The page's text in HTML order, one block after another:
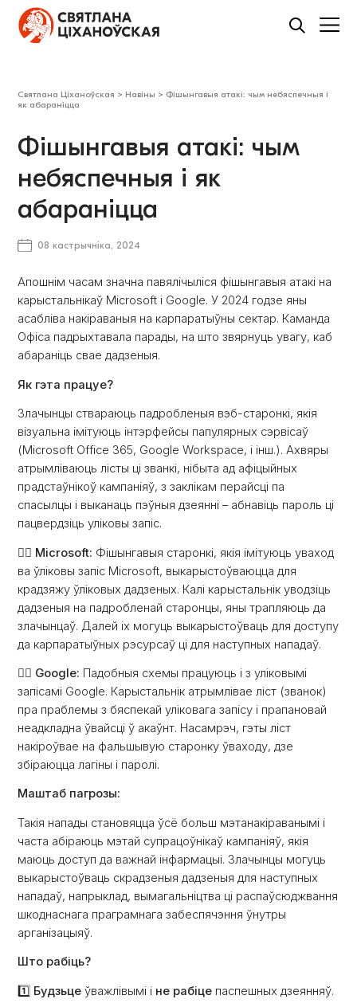
Святлана Ціханоўская > Навіны > Фішынгавыя атакі: чым небяспечныя і
як абараніцца
Фішынгавыя атакі: чым
небяспечныя і як
абараніцца
08 кастрычніка, 2024
Апошнім часам значна павялічыліся фішынгавыя атакі на
карыстальнікаў Microsoft і Google. У 2024 годзе яны
асабліва накіраваныя на карпаратыўны сектар. Каманда
Офіса падрыхтавала парады, на што звярнуць увагу, каб
абараніць свае дадзеныя.
Як гэта працуе?
Злачынцы ствараюць падробленыя вэб-старонкі, якія
візуальна імітуюць інтэрфейсы папулярных сэрвісаў
(Microsoft Office 365, Google Workspace, і інш.). Ахвяры
атрымліваюць лісты ці званкі, нібыта ад афіцыйных
прадстаўнікоў кампаніяў, з заклікам перайсці па
спасылцы і выканаць пэўныя дзеянні – абнавіць пароль ці
пацвердзіць уліковы запіс.
👉🏻 Microsoft: Фішынгавыя старонкі, якія імітуюць уваход
ва ўліковы запіс Microsoft, выкарыстоўваюцца для
крадзяжу ўліковых дадзеных. Калі карыстальнік уводзіць
дадзеныя на падробленай старонцы, яны трапляюць да
злачынцаў. Далей іх могуць выкарыстоўваць для доступу
да карпаратыўных рэсурсаў ці для наступных нападаў.
👉🏻 Google: Падобныя схемы працуюць і з уліковымі
запісамі Google. Карыстальнік атрымлівае ліст (званок)
пра праблемы з бяспекай уліковага запісу і прапановай
неадкладна ўвайсці ў акаўнт. Насамрэч, гэты ліст
накіроўвае на фальшывую старонку ўваходу, дзе
збіраюцца лагіны і паролі.
Маштаб пагрозы:
Такія напады становяцца ўсё больш мэтанакіраванымі і
часта абіраюць мэтай супрацоўнікаў кампаніяў, якія
маюць доступ да важнай інфармацыі. Злачынцы могуць
выкарыстоўваць скрадзеныя дадзеныя для наступных
нападаў, напрыклад, вымагальніцтва ці распаўсюджвання
шкоднаснага праграмнага забеспячэння ўнутры
арганізацыяў.
Што рабіць?
1️⃣ Будзьце ўважлівымі і не рабіце паспешных дзеянняў.